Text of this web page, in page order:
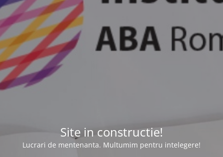
Site in constructie!
Lucrari de mentenanta. Multumim pentru intelegere!